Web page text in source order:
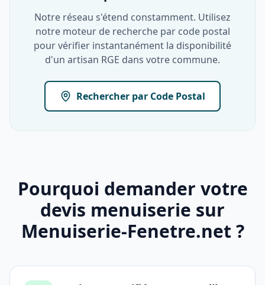
Notre réseau s'étend constamment. Utilisez
notre moteur de recherche par code postal
pour vérifier instantanément la disponibilité
d'un artisan RGE dans votre commune.
Rechercher par Code Postal
Pourquoi demander votre
devis menuiserie sur
Menuiserie-Fenetre.net ?